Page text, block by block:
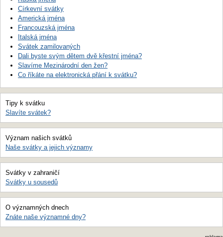
Církevní svátky
Americká jména
Francouzská jména
Italská jména
Svátek zamilovaných
Dali byste svým dětem dvě křestní jména?
Slavíme Mezinárodní den žen?
Co říkáte na elektronická přání k svátku?
Tipy k svátku
Slavíte svátek?
Význam našich svátků
Naše svátky a jejich významy
Svátky v zahraničí
Svátky u sousedů
O významných dnech
Znáte naše významné dny?